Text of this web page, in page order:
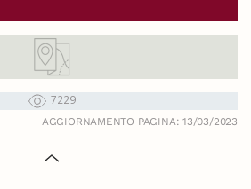
7229
AGGIORNAMENTO PAGINA: 13/03/2023